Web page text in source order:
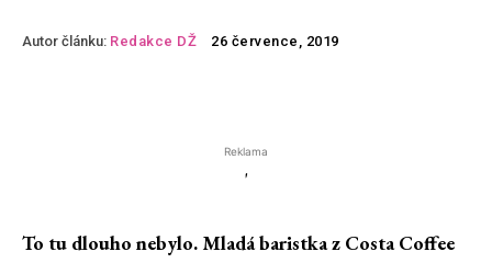
Autor článku: Redakce DŽ 26 července, 2019
Reklama
'
To tu dlouho nebylo. Mladá baristka z Costa Coffee